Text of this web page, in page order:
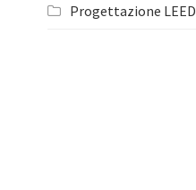
Progettazione LEED